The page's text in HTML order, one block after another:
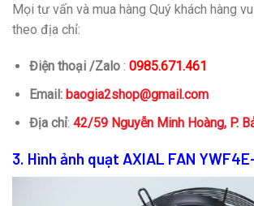
Mọi tư vấn và mua hàng Quý khách hàng
theo địa chỉ:
Điện thoại /Zalo: 0985.671.461
Email: baogia2shop@gmail.com
Địa chỉ: 42/59 Nguyễn Minh Hoàng, P.
3. Hình ảnh quạt AXIAL FAN